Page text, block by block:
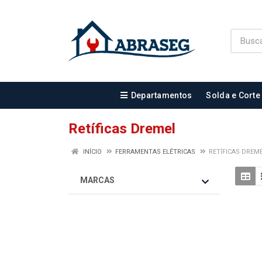
Departamentos Solda e Corte
Retíficas Dremel
INÍCIO FERRAMENTAS ELÉTRICAS RETÍFICAS
MARCAS